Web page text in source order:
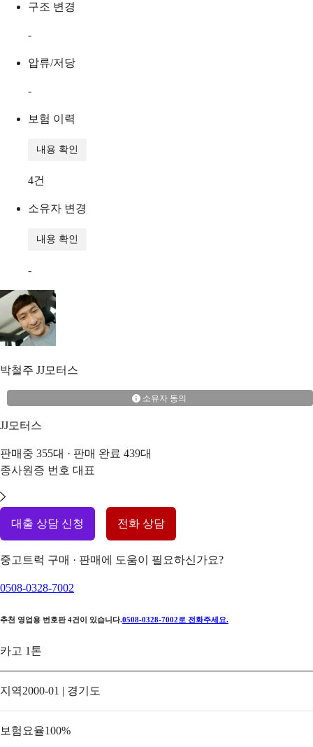
구조 변경
-
압류/저당
-
보험 이력
내용 확인
4건
소유자 변경
내용 확인
-
박철주 JJ모터스
소유자 동의
JJ모터스
판매중 355대 · 판매 완료 439대
종사원증 번호 대표
대출 상담 신청 전화 상담
중고트럭 구매 · 판매에 도움이 필요하신가요?
0508-0328-7002
추천 영업용 번호판 4건이 있습니다.0508-0328-7002 로 전화주세요.
카고 1톤
지역2000-01 | 경기도
보험요율100%